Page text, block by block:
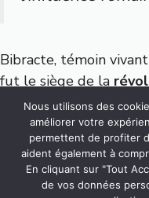
Bibracte, témoin
fut le siège de la
accueillit César.
ses vestiges, ses
« Bibracte a
Nous utilisons des
améliorer votre
permettent de profiter
aident également à
En cliquant sur "Tout
de vos données